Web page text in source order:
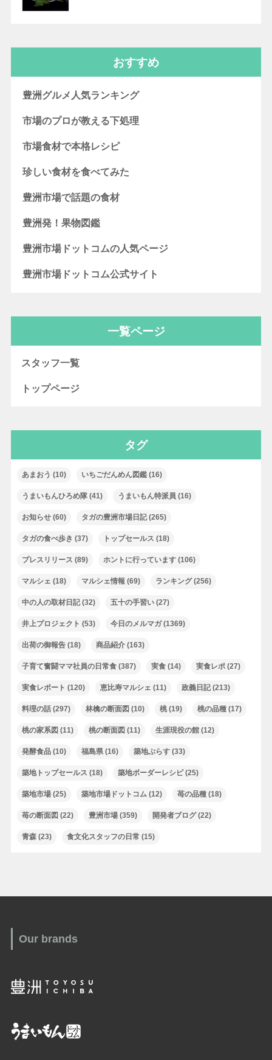
おすすめ
豊洲グルメ人気ランキング
市場のプロが教える下処理
市場食材で本格レシピ
珍しい食材を食べてみた
豊洲市場で話題の食材
豊洲発！果物図鑑
豊洲市場ドットコムの人気ページ
豊洲市場ドットコム公式サイト
一覧ページ
スタッフ一覧
トップページ
タグ
あまおう (10) いちごだんめん図鑑(16)
うまいもんひろめ隊(41) うまいもん特派員 (16)
お知らせ(60) タガの豊洲市場日記(265)
タガの食べ歩き (37) トップセールス (18)
プレスリリース (89) ホントに行っています(106)
マルシェ (18) マルシェ情報 (69) ランキング(256)
中の人の取材日記(32) 五十の手習い(27)
井上プロジェクト (53) 今日のメルマガ(1369)
出荷の御報告(18) 商品紹介(163)
子育て奮闘ママ社員の日常食(387) 実食(14) 実食レポ(27)
実食レポート (120) 恵比寿マルシェ (11) 政義日記(213)
料理の話(297) 林檎の断面図 (10) 桃(19) 桃の品種(17)
桃の家系図 (11) 桃の断面図 (11) 生涯現役の館(12)
発酵食品(10) 福島県(16) 築地ぷらす(33)
築地トップセールス (18) 築地ボーダーレシピ(25)
築地市場(25) 築地市場ドットコム(12) 苺の品種(18)
苺の断面図 (22) 豊洲市場(359) 開発者ブログ(22)
青森(23) 食文化スタッフの日常 (15)
Our brands